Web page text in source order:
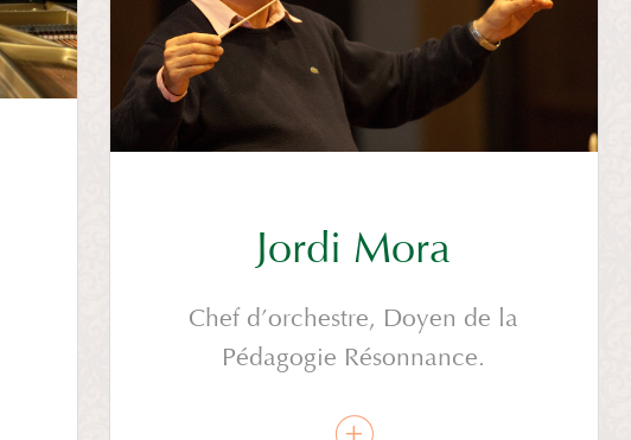
Jordi Mora
Chef d’orchestre, Doyen de la
Pédagogie Résonnance.